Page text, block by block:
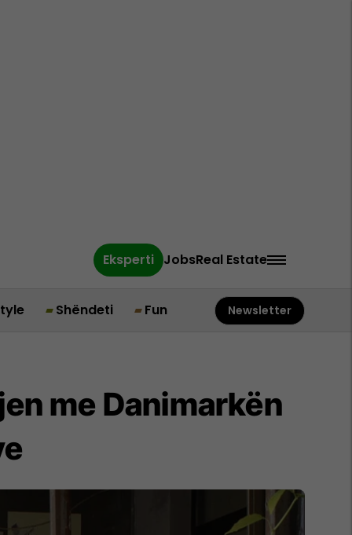
Eksperti JobsReal Estate
Shëndeti Fun Newsletter
me Danimarkën